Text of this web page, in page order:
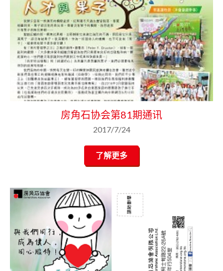
房角石协会第81期通讯
2017/7/24
了解更多